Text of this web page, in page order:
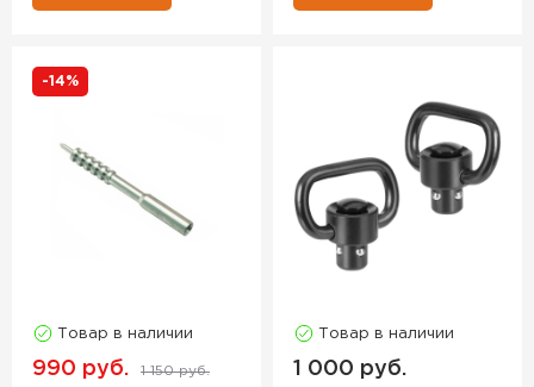
-14%
Товар в наличии
990 руб. 1 150 руб.
Товар в наличии
1 000 руб.